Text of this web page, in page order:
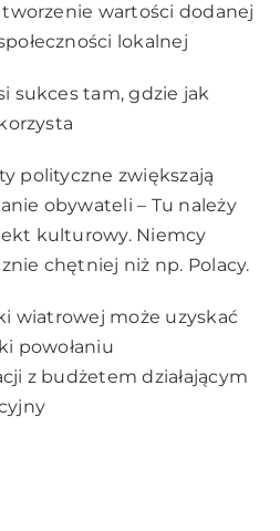
wartości dodanej
lokalnej
sukces tam, gdzie jak
polityczne zwiększają
obywateli – Tu należy
kulturowy. Niemcy
chętniej niż np. Polacy.
wiatrowej może uzyskać
powołaniu
z budżetem działającym